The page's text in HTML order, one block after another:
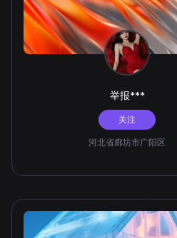
举报***
关注
河北省廊坊市广阳区